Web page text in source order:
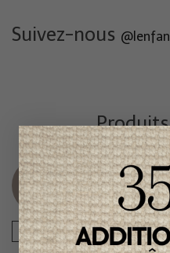
Suivez-nous
Item
unique
-50%